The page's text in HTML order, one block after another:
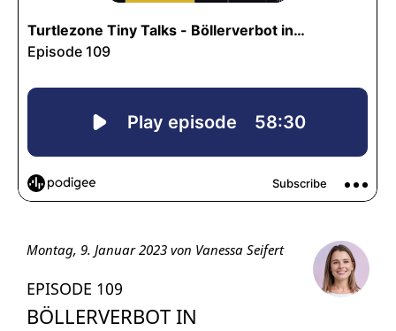
Montag, 9. Januar 2023 von Vanessa Seifert
EPISODE 109
BÖLLERVERBOT IN